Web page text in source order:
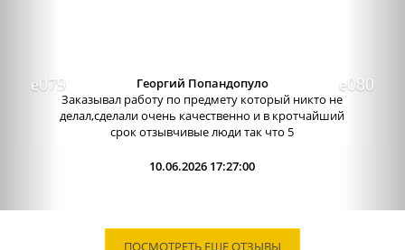
Отличный сервис, очень приятные
администраторы. Связь очень хорошо налажена,
поэтому можно узнавать новости о написании
работы. Сама...
09.06.2026 13:15:00
ПОСМОТРЕТЬ ЕЩЕ ОТЗЫВЫ